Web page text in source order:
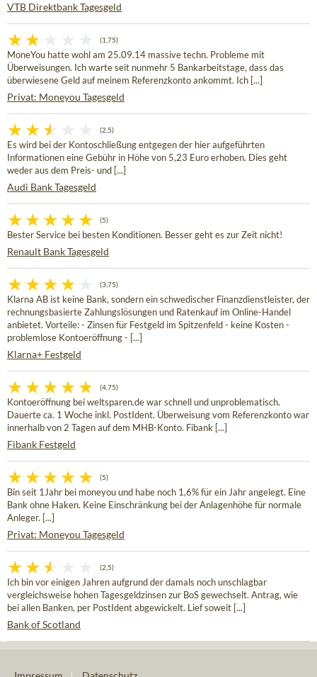
VTB Direktbank Tagesgeld
(1,75)
MoneYou hatte wohl am 25.09.14 massive techn. Probleme mit
Überweisungen. Ich warte seit nunmehr 5 Bankarbeitstage, dass das
überwiesene Geld auf meinem Referenzkonto ankommt. Ich [...]
Privat: Moneyou Tagesgeld
(2,5)
Es wird bei der Kontoschließung entgegen der hier aufgeführten
Informationen eine Gebühr in Höhe von 5,23 Euro erhoben. Dies geht
weder aus dem Preis- und [...]
Audi Bank Tagesgeld
(5)
Bester Service bei besten Konditionen. Besser geht es zur Zeit nicht!
Renault Bank Tagesgeld
(3,75)
Klarna AB ist keine Bank, sondern ein schwedischer Finanzdienstleister, der
rechnungsbasierte Zahlungslösungen und Ratenkauf im Online-Handel
anbietet. Vorteile: - Zinsen für Festgeld im Spitzenfeld - keine Kosten -
problemlose Kontoeröffnung - [...]
Klarna+ Festgeld
(4,75)
Kontoeröffnung bei weltsparen.de war schnell und unproblematisch.
Dauerte ca. 1 Woche inkl. PostIdent. Überweisung vom Referenzkonto war
innerhalb von 2 Tagen auf dem MHB-Konto. Fibank [...]
Fibank Festgeld
(5)
Bin seit 1Jahr bei moneyou und habe noch 1,6% für ein Jahr angelegt. Eine
Bank ohne Haken. Keine Einschränkung bei der Anlagenhöhe für normale
Anleger. [...]
Privat: Moneyou Tagesgeld
(2,5)
Ich bin vor einigen Jahren aufgrund der damals noch unschlagbar
vergleichsweise hohen Tagesgeldzinsen zur BoS gewechselt. Antrag, wie
bei allen Banken, per PostIdent abgewickelt. Lief soweit [...]
Bank of Scotland